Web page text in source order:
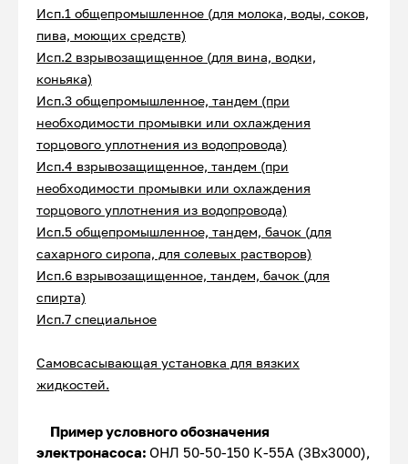
Исп.1 общепромышленное (для молока, воды, соков,
пива, моющих средств)
Исп.2 взрывозащищенное (для вина, водки,
коньяка)
Исп.3 общепромышленное, тандем (при
необходимости промывки или охлаждения
торцового уплотнения из водопровода)
Исп.4 взрывозащищенное, тандем (при
необходимости промывки или охлаждения
торцового уплотнения из водопровода)
Исп.5 общепромышленное, тандем, бачок (для
сахарного сиропа, для солевых растворов)
Исп.6 взрывозащищенное, тандем, бачок (для
спирта)
Исп.7 специальное
Самовсасывающая установка для вязких
жидкостей.
Пример условного обозначения
электронасоса: ОНЛ 50-50-150 К-55А (3Вх3000),